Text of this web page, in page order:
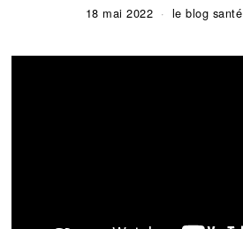
18 mai 2022 le blog santé